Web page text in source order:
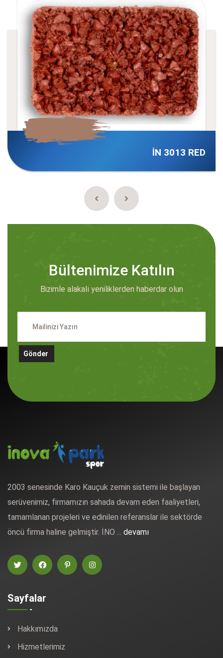
Bültenimize Katılın
Bizimle alakalı yeniliklerden haberdar olun
Gönder
2003 senesinde Karo Kauçuk zemin sistemi ile başlayan
serüvenimiz, firmamızın sahada devam eden faaliyetleri,
tamamlanan projeleri ve edinilen referanslar ile sektörde
öncü firma haline gelmiştir. İNO ... devamı
Sayfalar
Hakkımızda
Hizmetlerimiz